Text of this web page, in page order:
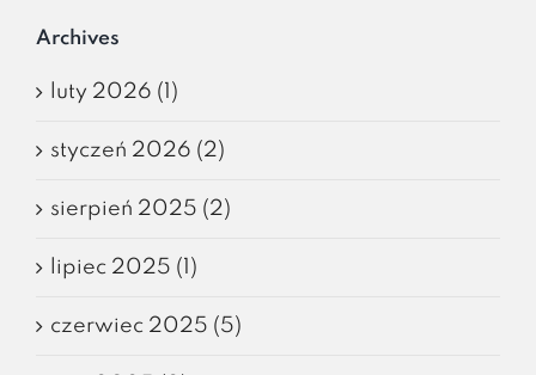
Archives
luty 2026 (1)
styczeń 2026 (2)
sierpień 2025 (2)
lipiec 2025 (1)
czerwiec 2025 (5)